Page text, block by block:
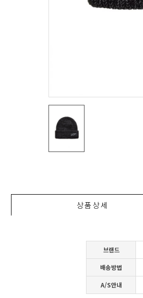
상품상세
브랜드
배송방법
A/S안내